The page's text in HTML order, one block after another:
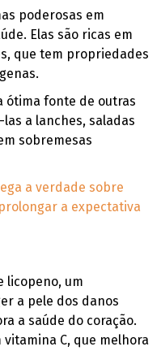
poderosas em
Elas são ricas em
que tem propriedades
ótima fonte de outras
a lanches, saladas
sobremesas
a verdade sobre
a expectativa
licopeno, um
a pele dos danos
a saúde do coração.
C, que melhora